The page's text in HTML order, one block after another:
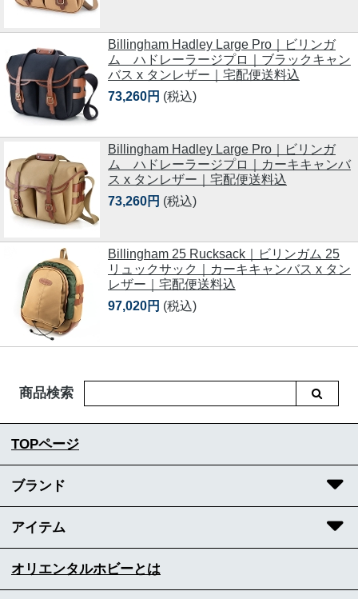
Billingham Hadley Large Pro｜ビリンガ
ム ハドレーラージプロ｜ブラックキャン
バス x タンレザー｜宅配便送料込
73,260円 (税込)
Billingham Hadley Large Pro｜ビリンガ
ム ハドレーラージプロ｜カーキキャンバ
ス x タンレザー｜宅配便送料込
73,260円 (税込)
Billingham 25 Rucksack｜ビリンガム 25
リュックサック｜カーキキャンバス x タン
レザー｜宅配便送料込
97,020円 (税込)
商品検索
TOPページ
ブランド
アイテム
オリエンタルホビーとは